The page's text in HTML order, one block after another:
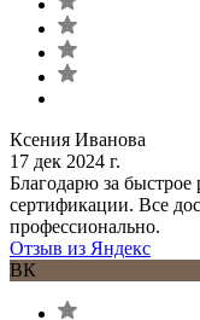
Ксения Иванова
17 дек 2024 г.
Благодарю за
сертификации. Все
профессионально.
Отзыв из Яндекс
ВК